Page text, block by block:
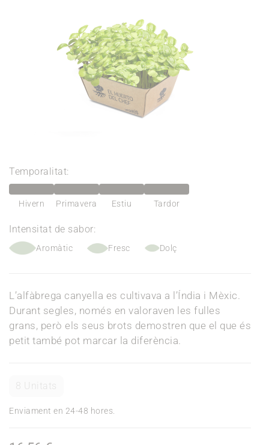
Temporalitat:
Hivern Primavera Estiu Tardor
Intensitat de sabor:
Aromàtic Fresc Dolç
L’alfàbrega canyella es cultivava a l’Índia i Mèxic.
Durant segles, només en valoraven les fulles
grans, però els seus brots demostren que el que és
petit també pot marcar la diferència.
8 Unitats
Enviament en 24-48 hores.